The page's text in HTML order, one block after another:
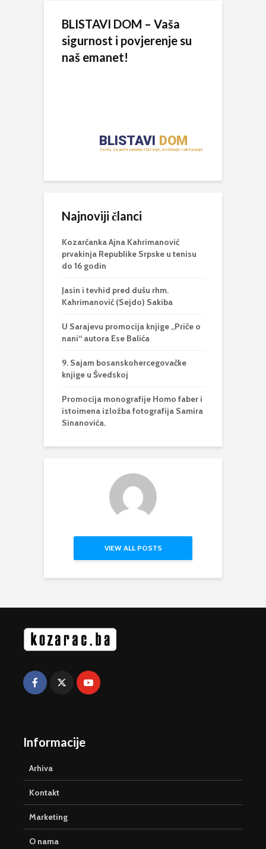
BLISTAVI DOM – Vaša
sigurnost i povjerenje su
naš emanet!
Najnoviji članci
Kozarčanka Ajna Kahrimanović
prvakinja Republike Srpske u tenisu
do 16 godin
Jasin i tevhid pred dušu rhm.
Kahrimanović (Sejdo) Sakiba
U Sarajevu promocija knjige „Priče o
nani“ autora Ese Balića
9. Sajam bosanskohercegovačke
knjige u Švedskoj
Promocija monografije Homo faber i
istoimena izložba fotografija Samira
Sinanovića.
VIEW ALL POSTS
Informacije
Arhiva
Kontakt
Marketing
O nama